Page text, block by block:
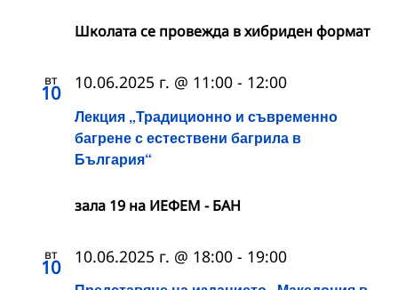
Школата се провежда в хибриден формат
вт
10
Лекция „Традиционно и съвременно
багрене с естествени багрила в
България“
10.06.2025 г. @ 11:00 - 12:00
зала 19 на ИЕФЕМ - БАН
вт
10 10.06.2025 г. @ 18:00 - 19:00